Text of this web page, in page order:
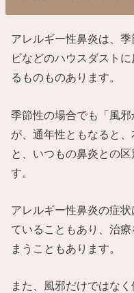
アレルギー性鼻炎は、
ビなどのハウスダスト
るものものあります。
季節性の場合でも「風
が、通年性ともなると
と、いつもの鼻炎との
す。
アレルギー性鼻炎の症
ていることもあり、治
まうこともあります。
また、風邪だけではな